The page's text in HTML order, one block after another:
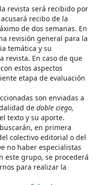
revista será recibido por
recibo de la
de dos semanas. En
revisión general para la
temática y su
revista. En caso de que
estos aspectos
etapa de evaluación
son enviadas a
de doble ciego,
texto y su aporte.
en primera
colectivo editorial o del
no haber especialistas
este grupo, se procederá
para realizar la